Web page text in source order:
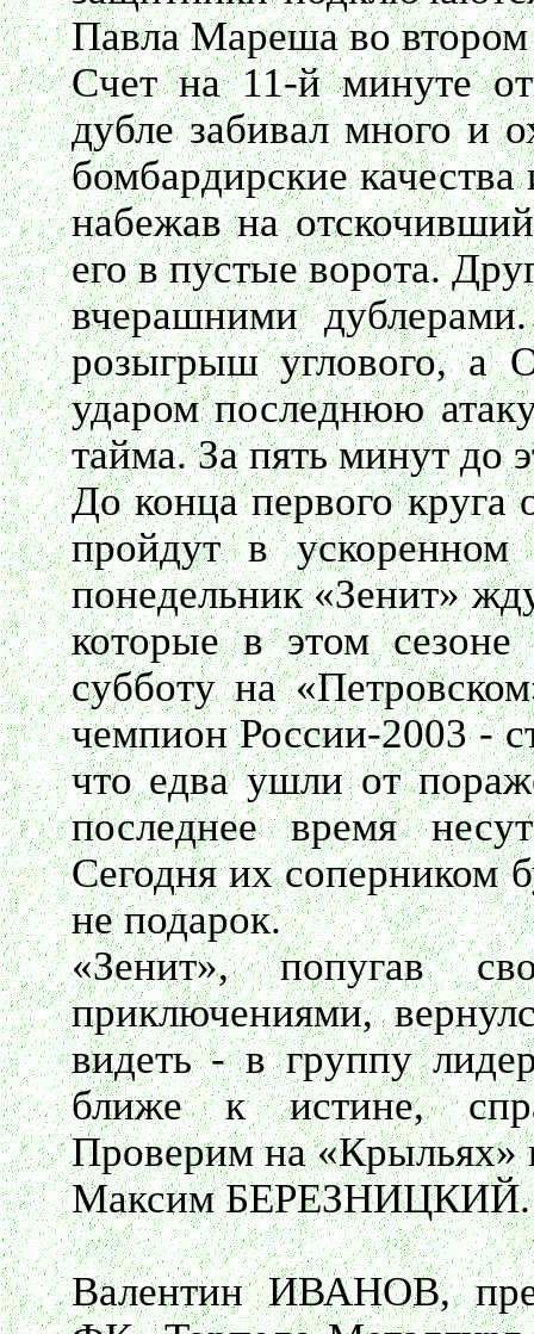
Павла Мареша во
Счет на 11-й минуте
дубле забивал много и
бомбардирские
набежав на
его в пустые ворота.
вчерашними
розыгрыш углового, а
ударом последнюю
тайма. За пять минут до
До конца первого круга
пройдут в
понедельник «Зенит»
которые в этом
субботу на
чемпион России-2003 -
что едва ушли от
последнее время
Сегодня их соперником
не подарок.
«Зенит», попугав
приключениями,
видеть - в группу
ближе к истине,
Проверим на
Максим БЕРЕЗНИЦКИЙ.
Валентин ИВАНОВ,